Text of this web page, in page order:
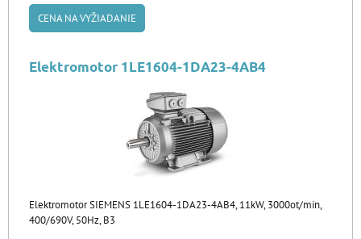
CENA NA VYŽIADANIE
Elektromotor 1LE1604-1DA23-4AB4
Elektromotor SIEMENS 1LE1604-1DA23-4AB4, 11kW, 3000ot/min,
400/690V, 50Hz, B3